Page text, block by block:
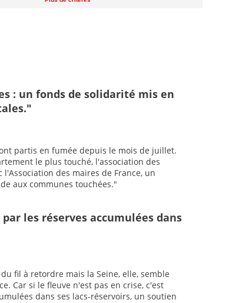
: un fonds de solidarité mis en
partis en fumée depuis le mois de juillet.
le plus touché, l'association des
des maires de France, un
aux communes touchées."
les réserves accumulées dans
fil à retordre mais la Seine, elle, semble
Car si le fleuve n'est pas en crise, c'est
dans ses lacs-réservoirs, un soutien